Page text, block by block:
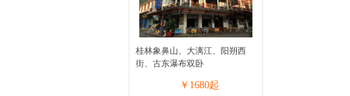
桂林象鼻山、大漓江、阳朔西
街、古东瀑布双卧
￥ 1680起